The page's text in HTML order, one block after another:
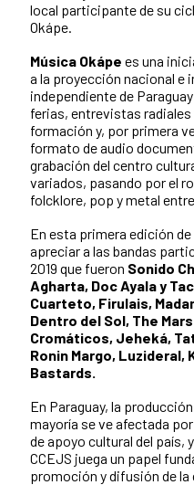
local participante de su
Okápe.
Música Okápe es una
a la proyección nacional e
independiente de
ferias, entrevistas
formación y, por primera
formato de audio
grabación del centro
variados, pasando por el
folcklore, pop y metal
En esta primera edición
apreciar a las bandas
2019 que fueron Sonido
Agharta, Doc Ayala y
Cuarteto, Firulais,
Dentro del Sol, The
Cromáticos, Jeheká,
Ronin Margo, Luzideral,
Bastards.
En Paraguay, la
mayoría se ve afectada
de apoyo cultural del país,
CCEJS juega un papel
promoción y difusión de la